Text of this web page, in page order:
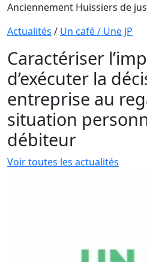
Anciennement Huissiers de
Actualités / Un café / Une JP
Caractériser
d’exécuter la
entreprise au
situation
débiteur
Voir toutes les actualités